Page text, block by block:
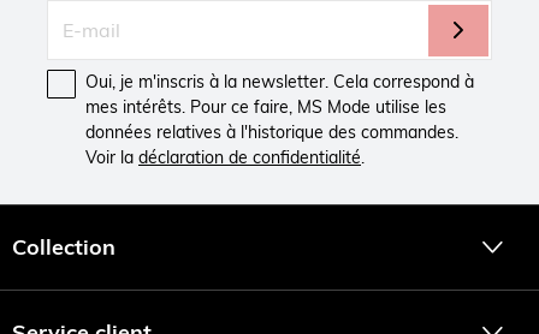
Oui, je m'inscris à la newsletter. Cela correspond à
mes intérêts. Pour ce faire, MS Mode utilise les
données relatives à l'historique des commandes.
Voir la déclaration de confidentialité.
Collection